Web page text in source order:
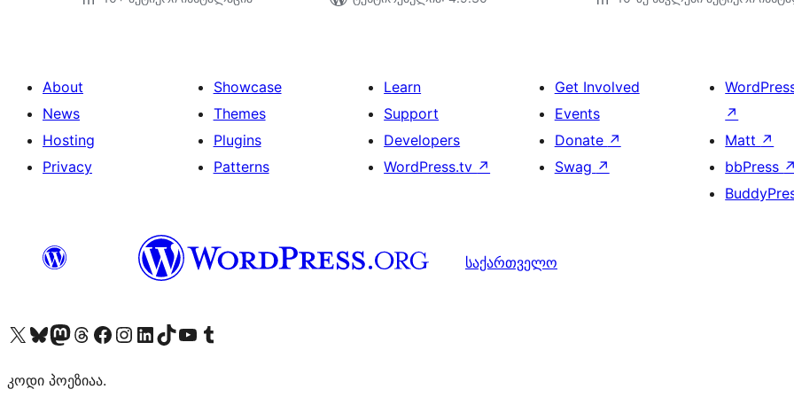
About
News
Hosting
Privacy
Showcase
Themes
Plugins
Patterns
Learn
Support
Developers
WordPress.tv ↗
Get Involved
Events
Donate ↗
Swag ↗
↗
Matt ↗
bbPress ↗
საქართველო
Visit our X (formerly Twitter) account
Visit our Bluesky account
Visit our Mastodon account
Visit our Threads account
Visit our Facebook page
Visit our Instagram account
Visit our LinkedIn account
Visit our TikTok account
Visit our YouTube channel
Visit our Tumblr account
კოდი პოეზიაა.